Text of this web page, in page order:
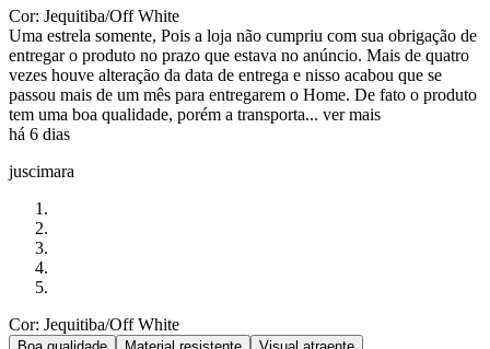
Cor: Jequitiba/Off White
Uma estrela somente, Pois a loja não cumpriu com sua obrigação de
entregar o produto no prazo que estava no anúncio. Mais de quatro
vezes houve alteração da data de entrega e nisso acabou que se
passou mais de um mês para entregarem o Home. De fato o produto
tem uma boa qualidade, porém a transporta... ver mais
há 6 dias
juscimara
Cor: Jequitiba/Off White